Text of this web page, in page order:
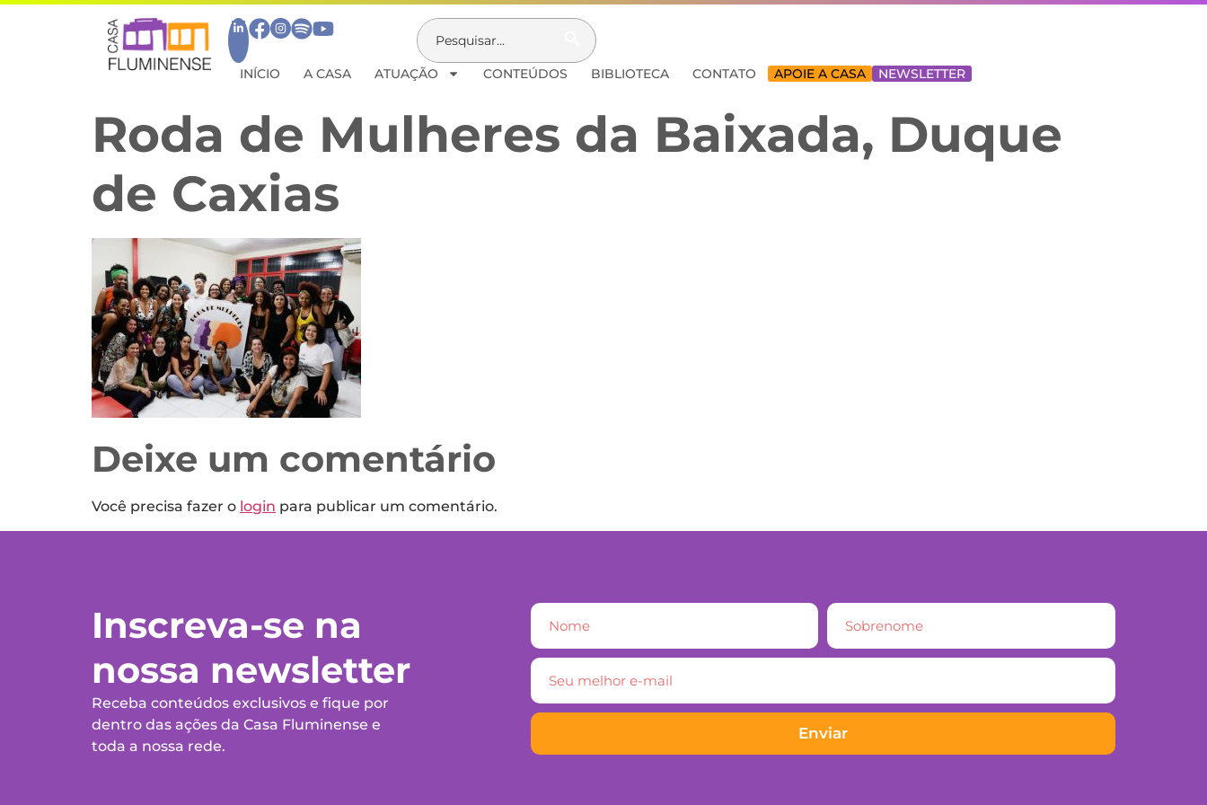
INÍCIO A CASA ATUAÇÃO CONTEÚDOS BIBLIOTECA CONTATO APOIE A CASA NEWSLETTER
Roda de Mulheres da Baixada, Duque
de Caxias
Deixe um comentário
Você precisa fazer o login para publicar um comentário.
Inscreva-se na
nossa newsletter
Receba conteúdos exclusivos e fique por
dentro das ações da Casa Fluminense e
toda a nossa rede.
Enviar